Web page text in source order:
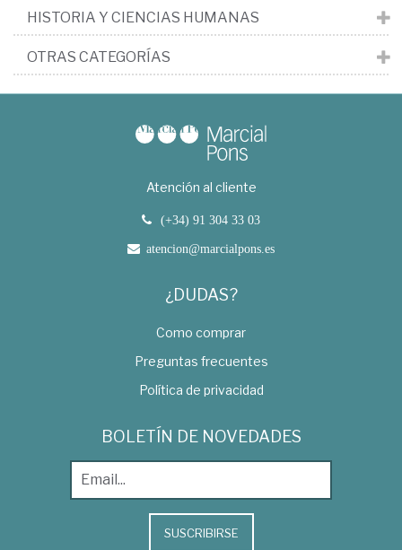
HISTORIA Y CIENCIAS HUMANAS
OTRAS CATEGORÍAS
Atención al cliente
(+34) 91 304 33 03
atencion@marcialpons.es
¿DUDAS?
Como comprar
Preguntas frecuentes
Política de privacidad
BOLETÍN DE NOVEDADES
SUSCRIBIRSE